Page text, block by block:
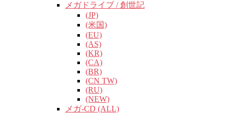
メガドライブ / 創世記
(JP)
(米国)
(EU)
(AS)
(KR)
(CA)
(BR)
(CN TW)
(RU)
(NEW)
メガ-CD (ALL)